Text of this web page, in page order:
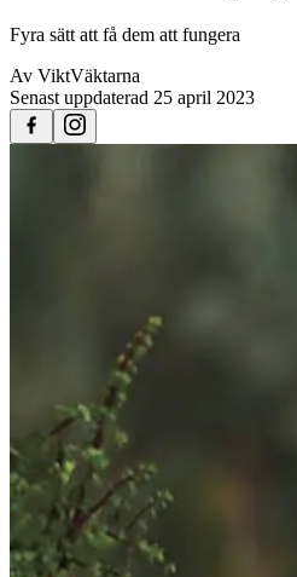
Fyra sätt att få dem att fungera
Av ViktVäktarna
Senast uppdaterad 25 april 2023